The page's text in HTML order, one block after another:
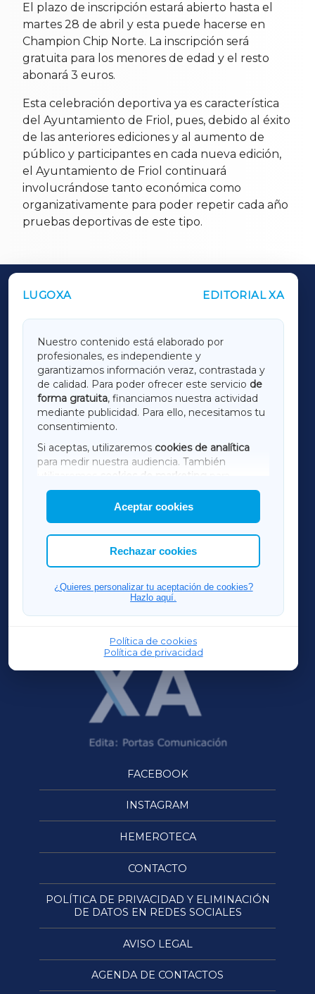
El plazo de inscripción estará abierto hasta el
martes 28 de abril y esta puede hacerse en
Champion Chip Norte. La inscripción será
gratuita para los menores de edad y el resto
abonará 3 euros.
Esta celebración deportiva ya es característica
del Ayuntamiento de Friol, pues, debido al éxito
de las anteriores ediciones y al aumento de
público y participantes en cada nueva edición,
el Ayuntamiento de Friol continuará
involucrándose tanto económica como
organizativamente para poder repetir cada año
pruebas deportivas de este tipo.
LUGOXA EDITORIAL XA
Nuestro contenido está elaborado por
profesionales, es independiente y
garantizamos información veraz, contrastada y
de calidad. Para poder ofrecer este servicio de
forma gratuita, financiamos nuestra actividad
mediante publicidad. Para ello, necesitamos tu
consentimiento.
Si aceptas, utilizaremos cookies de analítica
para medir nuestra audiencia. También
utilizaremos
cookies de marketing
mostrar publicidad de terceros.
Asimismo, puedes personalizar la elección de
las cookies que deseas permitir.
Aceptar cookies
Rechazar cookies
¿Quieres personalizar tu aceptación de cookies?
Hazlo aquí.
Política de cookies
Política de privacidad
OUTROS PERIÓDICOS
LUGOXA
TERRACHAXA
AMARIÑAXA
RIBEIRASACRAXA
ACORUÑAXA
FERROLXA
OURENSEXA
FACEBOOK
INSTAGRAM
HEMEROTECA
CONTACTO
POLÍTICA DE PRIVACIDAD Y ELIMINACIÓN
DE DATOS EN REDES SOCIALES
AVISO LEGAL
AGENDA DE CONTACTOS